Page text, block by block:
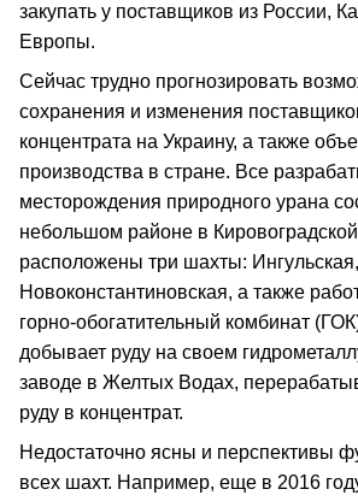
закупать у поставщиков из России,
Европы.
Сейчас трудно прогнозировать
сохранения и изменения
концентрата на Украину, а также
производства в стране. Все
месторождения природного урана
небольшом районе в Кировоградской
расположены три шахты:
Новоконстантиновская, а также
горно-обогатительный комбинат
добывает руду на своем
заводе в Желтых Водах,
руду в концентрат.
Недостаточно ясны и перспективы
всех шахт. Например, еще в 2016